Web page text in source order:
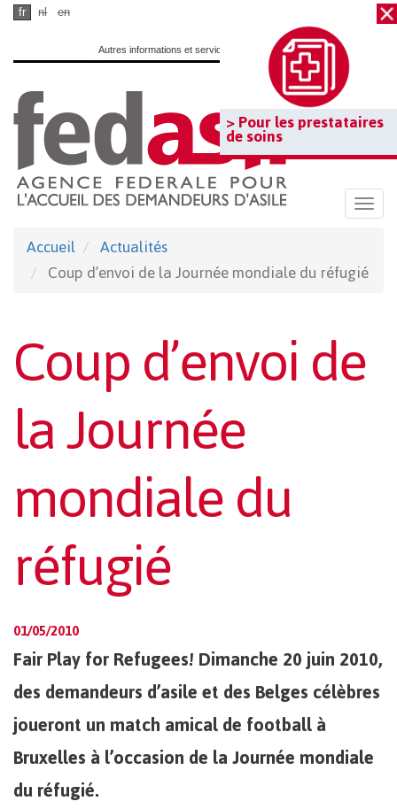
Passer
contenu
principal
> Pour les prestataires
de soins
fr nl en
Autres informations et services officiels :www.belgium.be
Accueil
Actualités
Coup d’envoi de la Journée mondiale du réfugié
Coup d’envoi de
la Journée
mondiale du
réfugié
01/05/2010
Fair Play for Refugees! Dimanche 20 juin 2010,
des demandeurs d’asile et des Belges célèbres
joueront un match amical de football à
Bruxelles à l’occasion de la Journée mondiale
du réfugié.